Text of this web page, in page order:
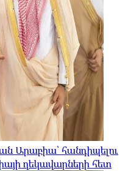
Արաբիա՝ հանդիպելու
ղեկավարների հետ